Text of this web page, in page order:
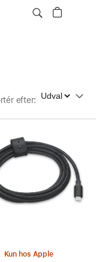
efter: Sortér efter
Kun hos Apple